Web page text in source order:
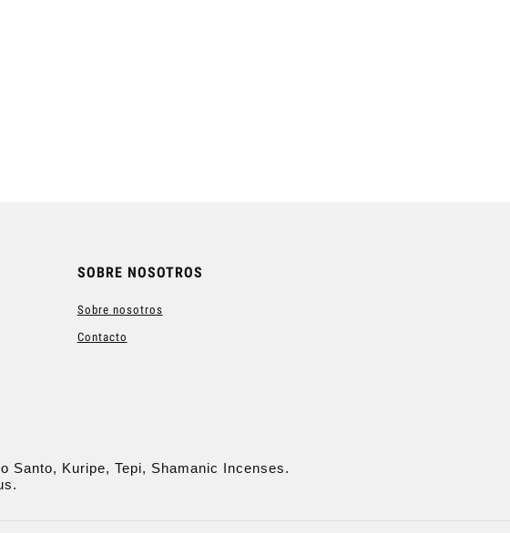
SOBRE NOSOTROS
Sobre nosotros
Contacto
Santo, Kuripe, Tepi, Shamanic Incenses.